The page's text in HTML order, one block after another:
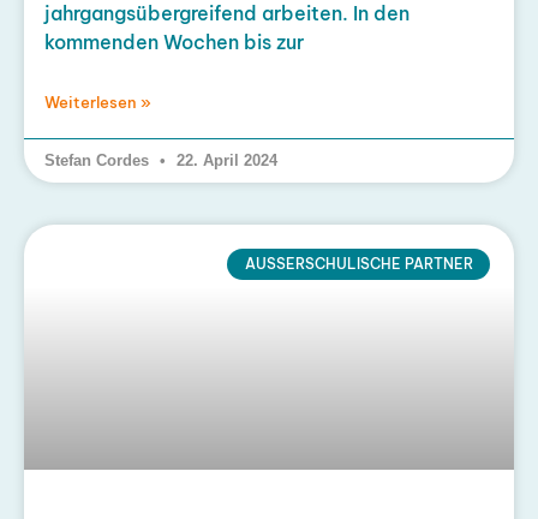
jahrgangsübergreifend arbeiten. In den
kommenden Wochen bis zur
Weiterlesen »
Stefan Cordes 22. April 2024
AUSSERSCHULISCHE PARTNER